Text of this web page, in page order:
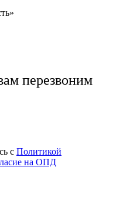
перезвоним
с Политикой
на ОПД